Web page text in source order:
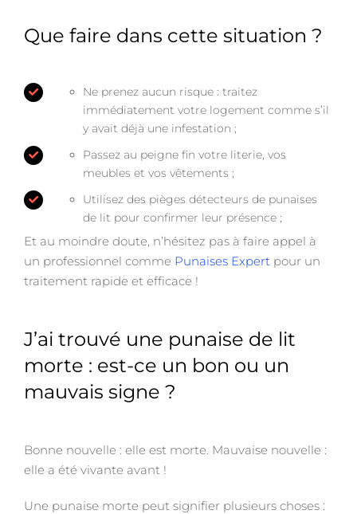
Que faire dans cette situation ?
Ne prenez aucun risque : traitez
immédiatement votre logement comme s’il
y avait déjà une infestation ;
Passez au peigne fin votre literie, vos
meubles et vos vêtements ;
Utilisez des pièges détecteurs de punaises
de lit pour confirmer leur présence ;
Et au moindre doute, n’hésitez pas à faire appel à
un professionnel comme Punaises Expert pour un
traitement rapide et efficace !
J’ai trouvé une punaise de lit
morte : est-ce un bon ou un
mauvais signe ?
Bonne nouvelle : elle est morte. Mauvaise nouvelle :
elle a été vivante avant !
Une punaise morte peut signifier plusieurs choses :